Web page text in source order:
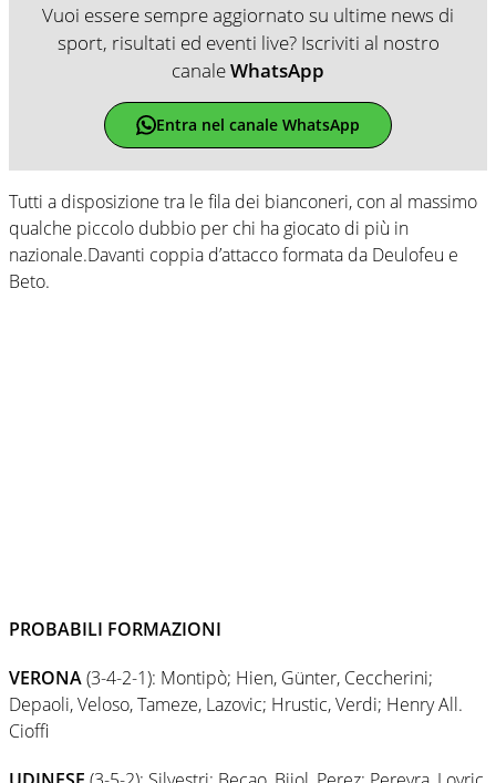
Vuoi essere sempre aggiornato su ultime news di
sport, risultati ed eventi live? Iscriviti al nostro
canaleWhatsApp
Entra nel canale WhatsApp
Tutti a disposizione tra le fila dei bianconeri, con al massimo
qualche piccolo dubbio per chi ha giocato di più in
nazionale.Davanti coppia d’attacco formata da Deulofeu e
Beto.
PROBABILI FORMAZIONI
VERONA(3-4-2-1): Montipò; Hien, Günter, Ceccherini;
Depaoli, Veloso, Tameze, Lazovic; Hrustic, Verdi; Henry All.
Cioffi